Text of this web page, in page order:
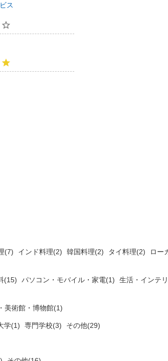
ス
(7) インド料理(2) 韓国料理(2) タイ料理(2) ロー
(15) パソコン・モバイル・家電(1) 生活・インテ
美術館・博物館(1)
学(1) 専門学校(3) その他(29)